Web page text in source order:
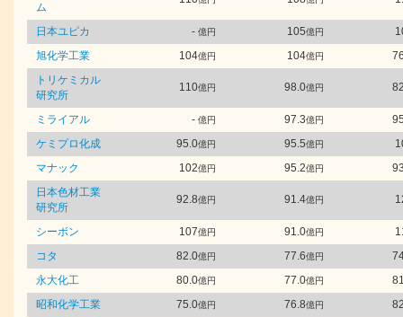
ム
日本ユピカ - 億円 105億円
旭化学工業
104億円 104億円
トリケミカル
研究所
110億円 98.0億円
ミライアル - 億円 97.3億円
ケミプロ化成
95.0億円 95.5億円
マナック
102億円 95.2億円
日本色材工業
研究所
92.8億円 91.4億円
シーボン 107億円 91.0億円
コタ
82.0億円 77.6億円
永大化工
80.0億円 77.0億円
昭和化学工業
75.0億円 76.8億円